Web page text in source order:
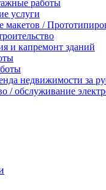
работы
услуги
макетов /
и капремонт зданий
недвижимости за
/ обслуживание